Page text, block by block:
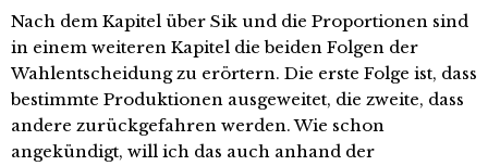
Nach dem Kapitel über Sik und die Proportionen sind
in einem weiteren Kapitel die beiden Folgen der
Wahlentscheidung zu erörtern. Die erste Folge ist, dass
bestimmte Produktionen ausgeweitet, die zweite, dass
andere zurückgefahren werden. Wie schon
angekündigt, will ich das auch anhand der